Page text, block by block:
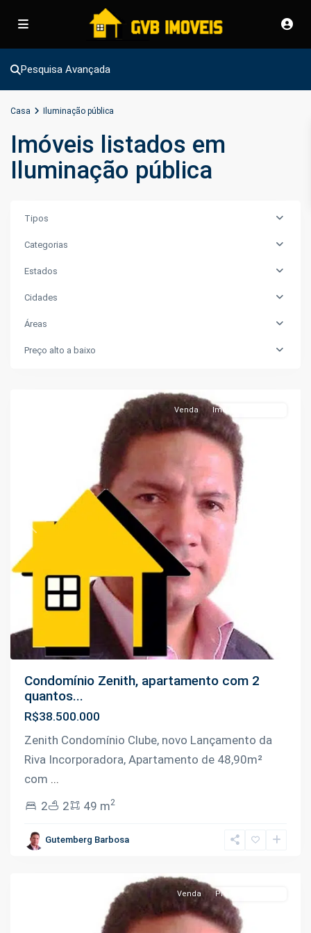
Pesquisa Avançada
Casa Iluminação pública
Imóveis listados em
Iluminação pública
Tipos
Categorias
Estados
Cidades
Áreas
Preço alto a baixo
Francisco,
Previous
Venda Imóveis Em Obras
Condomínio Zenith, apartamento com 2
quantos...
R$38.500.000
Zenith Condomínio Clube, novo Lançamento da
Riva Incorporadora, Apartamento de 48,90m²
com ...
2
2 49 m2
Gutemberg Barbosa
Flores,
Venda Pronto Pra Morar